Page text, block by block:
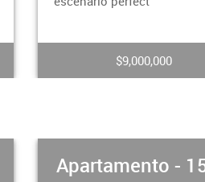
$1,500,000
Apartamento -